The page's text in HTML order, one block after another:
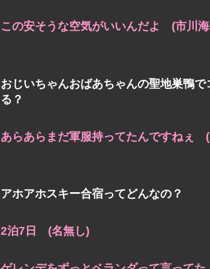
この安そうな空気がいいんだよ (市川
おじいちゃんおばあちゃんの聖地巣鴨
る？
あらあらまだ軍服持ってたんですねぇ (
アホアホスキー合宿ってどんなの？
2泊7日 (名無し)